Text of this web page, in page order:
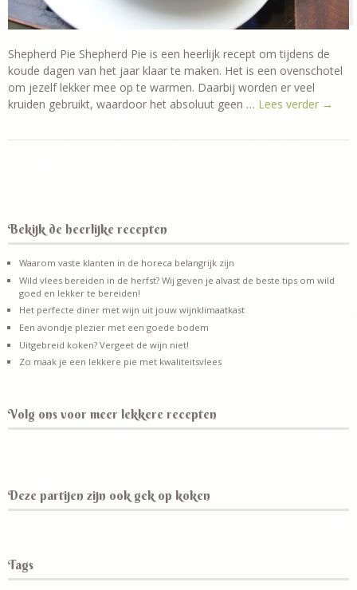
Shepherd Pie Shepherd Pie is een heerlijk recept om tijdens de
koude dagen van het jaar klaar te maken. Het is een ovenschotel
om jezelf lekker mee op te warmen. Daarbij worden er veel
kruiden gebruikt, waardoor het absoluut geen … Lees verder →
Bekijk de heerlijke recepten
Waarom vaste klanten in de horeca belangrijk zijn
Wild vlees bereiden in de herfst? Wij geven je alvast de beste tips om wild
goed en lekker te bereiden!
Het perfecte diner met wijn uit jouw wijnklimaatkast
Een avondje plezier met een goede bodem
Uitgebreid koken? Vergeet de wijn niet!
Zo maak je een lekkere pie met kwaliteitsvlees
Volg ons voor meer lekkere recepten
Deze partijen zijn ook gek op koken
Tags